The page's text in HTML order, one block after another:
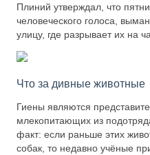
Плиний утверждал, что
человеческого голоса,
улицу, где разрывает их на
Что за дивные животные
Гиены являются
млекопитающих из
факт: если раньше этих
собак, то недавно учёные